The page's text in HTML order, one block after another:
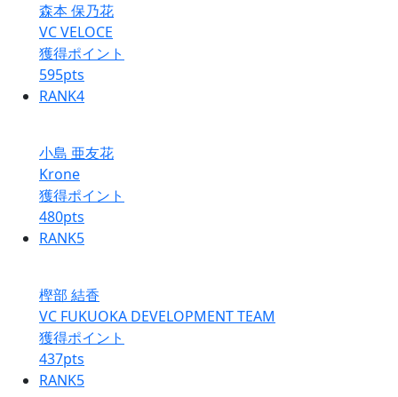
森本 保乃花
VC VELOCE
獲得ポイント
595pts
RANK4
小島 亜友花
Krone
獲得ポイント
480pts
RANK5
樫部 結香
VC FUKUOKA DEVELOPMENT TEAM
獲得ポイント
437pts
RANK5